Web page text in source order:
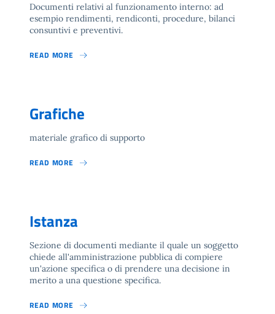
Documenti relativi al funzionamento interno: ad
esempio rendimenti, rendiconti, procedure, bilanci
consuntivi e preventivi.
READ MORE
Grafiche
materiale grafico di supporto
READ MORE
Istanza
Sezione di documenti mediante il quale un soggetto
chiede all'amministrazione pubblica di compiere
un'azione specifica o di prendere una decisione in
merito a una questione specifica.
READ MORE